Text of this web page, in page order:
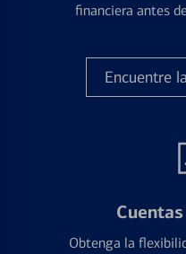
financiera antes
Encuentre
Obtenga la